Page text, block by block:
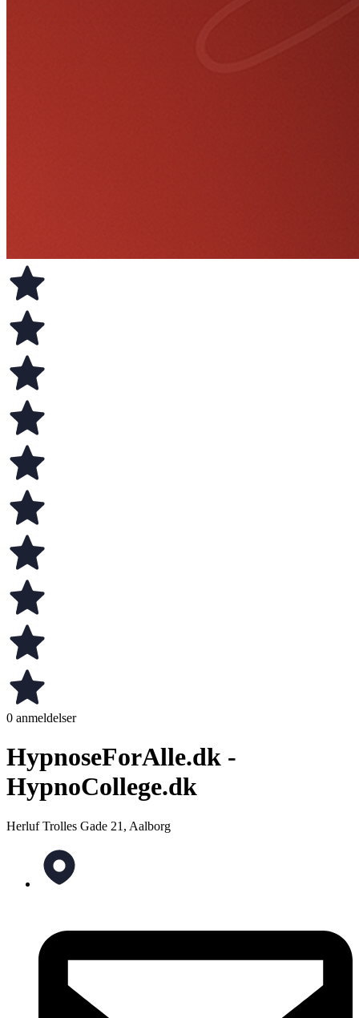
0 anmeldelser
HypnoseForAlle.dk -
HypnoCollege.dk
Herluf Trolles Gade 21, Aalborg